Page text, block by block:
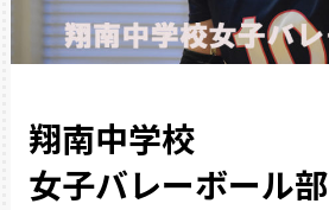
翔南中学校
女子バレーボール部